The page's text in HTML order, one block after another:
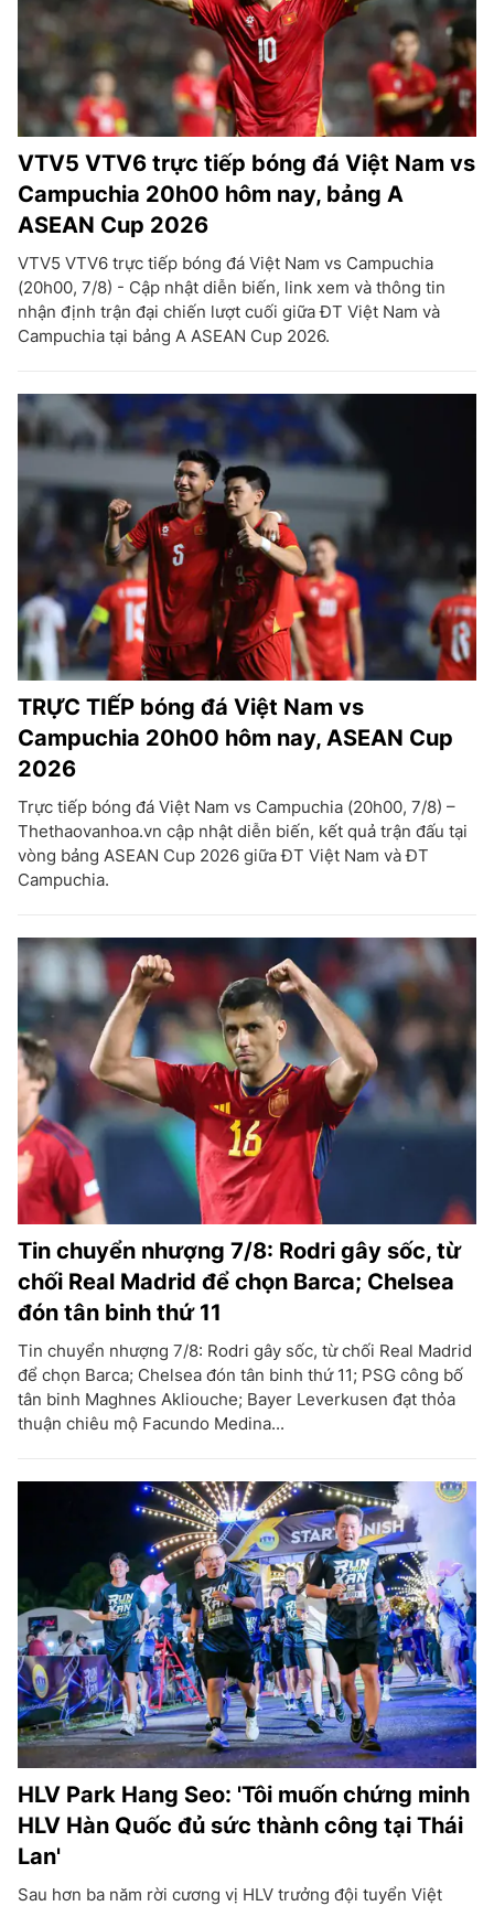
VTV5 VTV6 trực tiếp bóng đá Việt Nam vs
Campuchia 20h00 hôm nay, bảng A
ASEAN Cup 2026
VTV5 VTV6 trực tiếp bóng đá Việt Nam vs Campuchia
(20h00, 7/8) - Cập nhật diễn biến, link xem và thông tin
nhận định trận đại chiến lượt cuối giữa ĐT Việt Nam và
Campuchia tại bảng A ASEAN Cup 2026.
TRỰC TIẾP bóng đá Việt Nam vs
Campuchia 20h00 hôm nay, ASEAN Cup
2026
Trực tiếp bóng đá Việt Nam vs Campuchia (20h00, 7/8) –
Thethaovanhoa.vn cập nhật diễn biến, kết quả trận đấu tại
vòng bảng ASEAN Cup 2026 giữa ĐT Việt Nam và ĐT
Campuchia.
Tin chuyển nhượng 7/8: Rodri gây sốc, từ
chối Real Madrid để chọn Barca; Chelsea
đón tân binh thứ 11
Tin chuyển nhượng 7/8: Rodri gây sốc, từ chối Real Madrid
để chọn Barca; Chelsea đón tân binh thứ 11; PSG công bố
tân binh Maghnes Akliouche; Bayer Leverkusen đạt thỏa
thuận chiêu mộ Facundo Medina...
HLV Park Hang Seo: 'Tôi muốn chứng minh
HLV Hàn Quốc đủ sức thành công tại Thái
Lan'
Sau hơn ba năm rời cương vị HLV trưởng đội tuyển Việt